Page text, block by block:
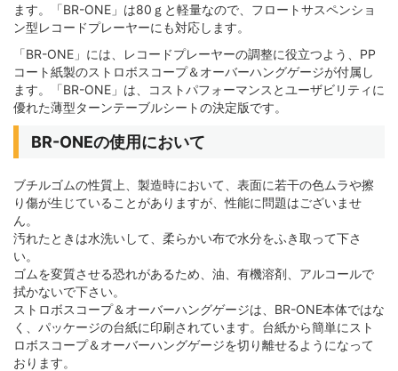
ます。「BR-ONE」は80ｇと軽量なので、フロートサスペンショ
ン型レコードプレーヤーにも対応します。
「BR-ONE」には、レコードプレーヤーの調整に役立つよう、PP
コート紙製のストロボスコープ＆オーバーハングゲージが付属し
ます。「BR-ONE」は、コストパフォーマンスとユーザビリティに
優れた薄型ターンテーブルシートの決定版です。
BR-ONEの使用において
ブチルゴムの性質上、製造時において、表面に若干の色ムラや擦
り傷が生じていることがありますが、性能に問題はございませ
ん。
汚れたときは水洗いして、柔らかい布で水分をふき取って下さ
い。
ゴムを変質させる恐れがあるため、油、有機溶剤、アルコールで
拭かないで下さい。
ストロボスコープ＆オーバーハングゲージは、BR-ONE本体ではな
く、パッケージの台紙に印刷されています。台紙から簡単にスト
ロボスコープ＆オーバーハングゲージを切り離せるようになって
おります。